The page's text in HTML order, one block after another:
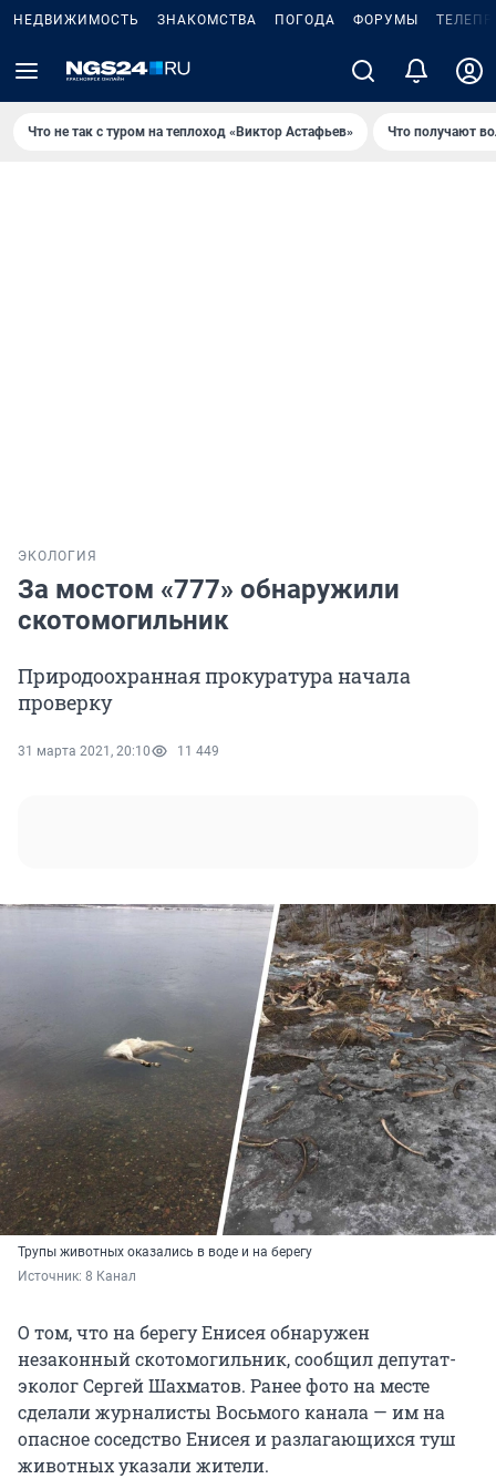
НЕДВИЖИМОСТЬ ЗНАКОМСТВА ПОГОДА ФОРУМЫ
Что не так с туром на теплоход «Виктор Астафьев» Что получают
ЭКОЛОГИЯ
За мостом «777» обнаружили
скотомогильник
Природоохранная прокуратура начала
проверку
31 марта 2021, 20:10 11 449
Трупы животных оказались в воде и на берегу
Источник: 8 Канал
О том, что на берегу Енисея обнаружен
незаконный скотомогильник, сообщил депутат-
эколог Сергей Шахматов. Ранее фото на месте
сделали журналисты Восьмого канала — им на
опасное соседство Енисея и разлагающихся туш
животных указали жители.